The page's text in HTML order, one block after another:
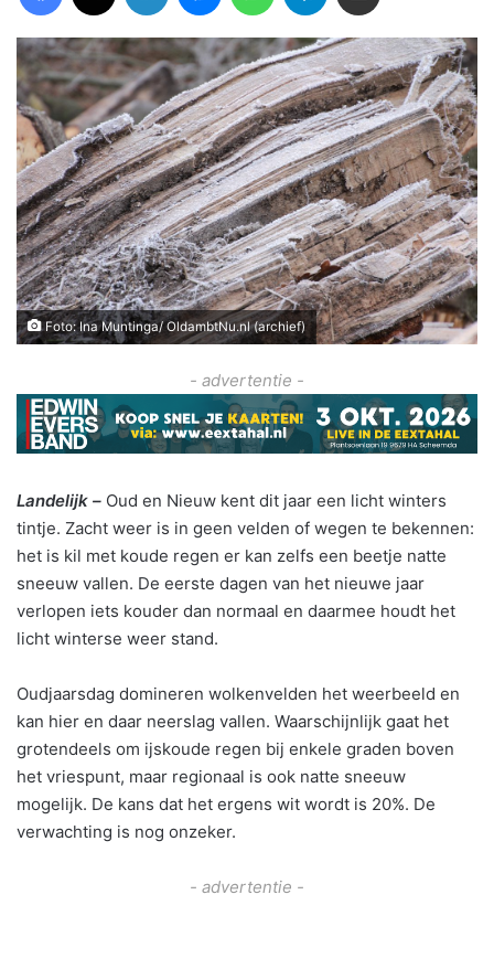
Foto: Ina Muntinga/ OldambtNu.nl (archief)
- advertentie -
Landelijk – Oud en Nieuw kent dit jaar een licht winters
tintje. Zacht weer is in geen velden of wegen te bekennen:
het is kil met koude regen er kan zelfs een beetje natte
sneeuw vallen. De eerste dagen van het nieuwe jaar
verlopen iets kouder dan normaal en daarmee houdt het
licht winterse weer stand.
Oudjaarsdag domineren wolkenvelden het weerbeeld en
kan hier en daar neerslag vallen. Waarschijnlijk gaat het
grotendeels om ijskoude regen bij enkele graden boven
het vriespunt, maar regionaal is ook natte sneeuw
mogelijk. De kans dat het ergens wit wordt is 20%. De
verwachting is nog onzeker.
- advertentie -